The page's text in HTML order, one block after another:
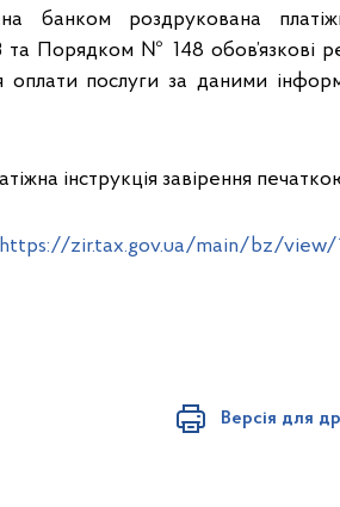
банком роздрукована
та Порядком № 148 обов’язкові
оплати послуги за даними
інструкція завірення
https://zir.tax.gov.ua/main/bz/view/
Версія для